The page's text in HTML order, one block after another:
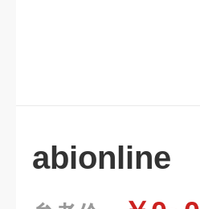
abionline